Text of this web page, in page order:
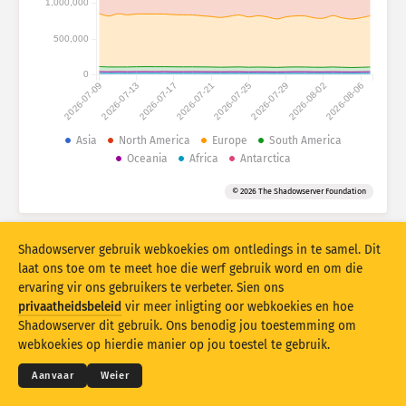
Aanvalstatistieke: Toestelle
Lande
Oorvleueling
Dateer op Stel terug
Laai as PNG af
2026-07-092026-07-132026-07-172026-07-212026-07-252026-07-292026-08-022026-08-06
0
500,000
1,000,000
Asia North America Europe
South America
Oceania
Africa Antarctica
© 2026 The Shadowserver Foundation
© 2026THE SHADOWSERVER FOUNDATION
Privaatheid en bepalings
Kontak ons Krediete
Shadowserver gebruik webkoekies om ontledings in te samel. Dit
laat ons toe om te meet hoe die werf gebruik word en om die
ervaring vir ons gebruikers te verbeter. Sien ons
privaatheidsbeleid vir meer inligting oor webkoekies en hoe
Shadowserver dit gebruik. Ons benodig jou toestemming om
webkoekies op hierdie manier op jou toestel te gebruik.
Aanvaar Weier